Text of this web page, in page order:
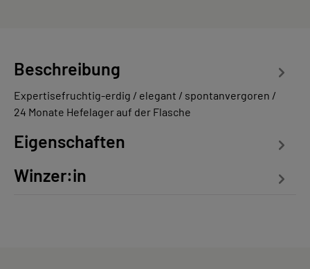
Beschreibung
Expertisefruchtig-erdig / elegant / spontanvergoren /
24 Monate Hefelager auf der Flasche
Eigenschaften
Winzer:in